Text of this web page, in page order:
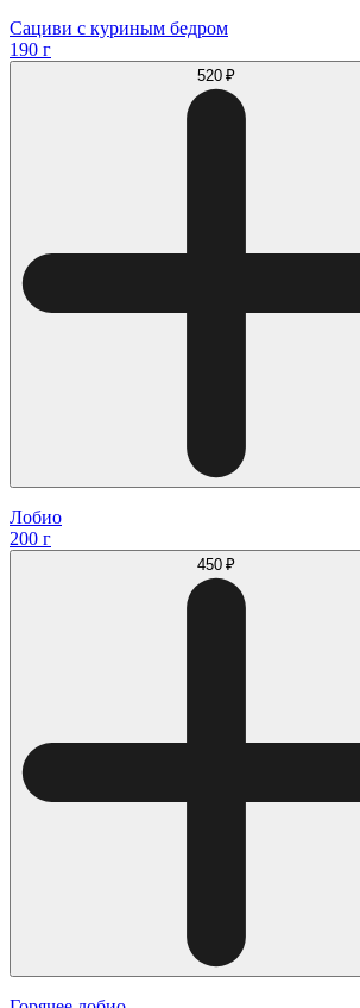
Сациви с куриным бедром
190 г
520 ₽
Лобио
200 г
450 ₽